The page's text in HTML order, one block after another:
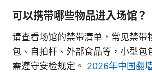
可以携带哪些物品进入场馆？
请查看场馆的禁带清单，常见禁带
包、自拍杆、外部食品等，小型包
需遵守安检规定。 2026年中国翻